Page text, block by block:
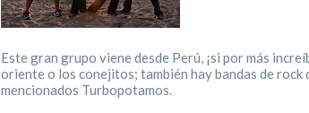
Este gran grupo viene desde Perú, ¡si por más
oriente o los conejitos; también hay bandas de rock
mencionados Turbopotamos.